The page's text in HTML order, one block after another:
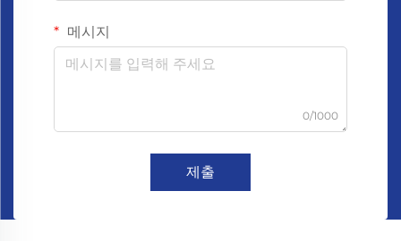
메시지
0/1000
제출